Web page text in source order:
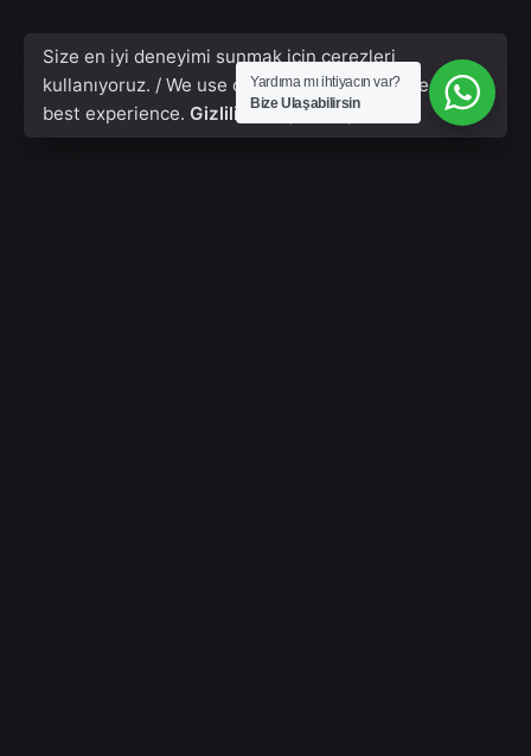
Size en iyi deneyimi sunmak için çerezleri
kullanıyoruz. / We use cookies to give you the
best experience. Gizlilik Poliçesi & Çerezler
Yardıma mı ihtiyacın var?
Bize Ulaşabilirsin